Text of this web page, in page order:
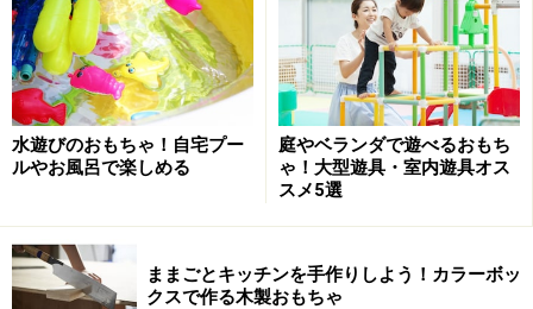
水遊びのおもちゃ！自宅プー
ルやお風呂で楽しめる
庭やベランダで遊べるおもち
ゃ！大型遊具・室内遊具オス
スメ5選
ままごとキッチンを手作りしよう！カラーボッ
クスで作る木製おもちゃ